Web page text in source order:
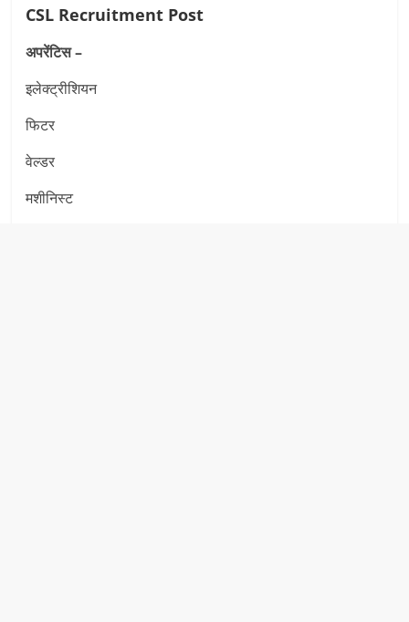
CSL Recruitment Post
अपरेंटिस –
इलेक्ट्रीशियन
फिटर
वेल्डर
मशीनिस्ट